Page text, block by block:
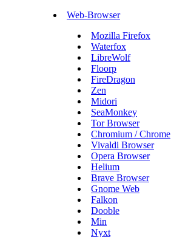
Web-Browser
Mozilla Firefox
Waterfox
LibreWolf
Floorp
FireDragon
Zen
Midori
SeaMonkey
Tor Browser
Chromium / Chrome
Vivaldi Browser
Opera Browser
Helium
Brave Browser
Gnome Web
Falkon
Dooble
Min
Nyxt